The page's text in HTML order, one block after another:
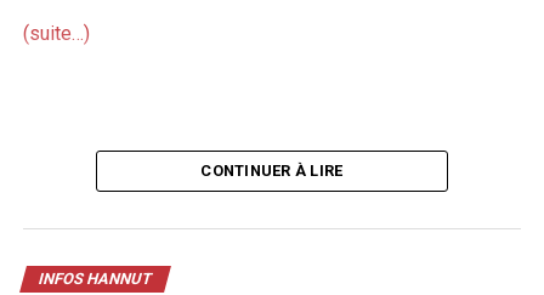
(suite…)
CONTINUER À LIRE
INFOS HANNUT